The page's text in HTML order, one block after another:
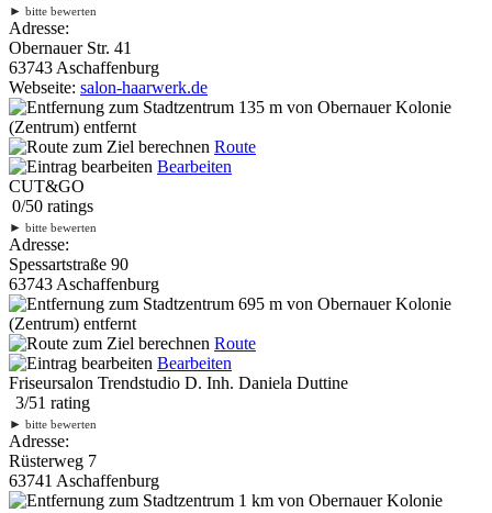
► bitte bewerten
Adresse:
Obernauer Str. 41
63743 Aschaffenburg
Webseite: salon-haarwerk.de
135 m von Obernauer Kolonie
(Zentrum) entfernt
Route
Bearbeiten
CUT&GO
0/50 ratings
► bitte bewerten
Adresse:
Spessartstraße 90
63743 Aschaffenburg
695 m von Obernauer Kolonie
(Zentrum) entfernt
Route
Bearbeiten
Friseursalon Trendstudio D. Inh. Daniela Duttine
3/51 rating
► bitte bewerten
Adresse:
Rüsterweg 7
63741 Aschaffenburg
1 km von Obernauer Kolonie